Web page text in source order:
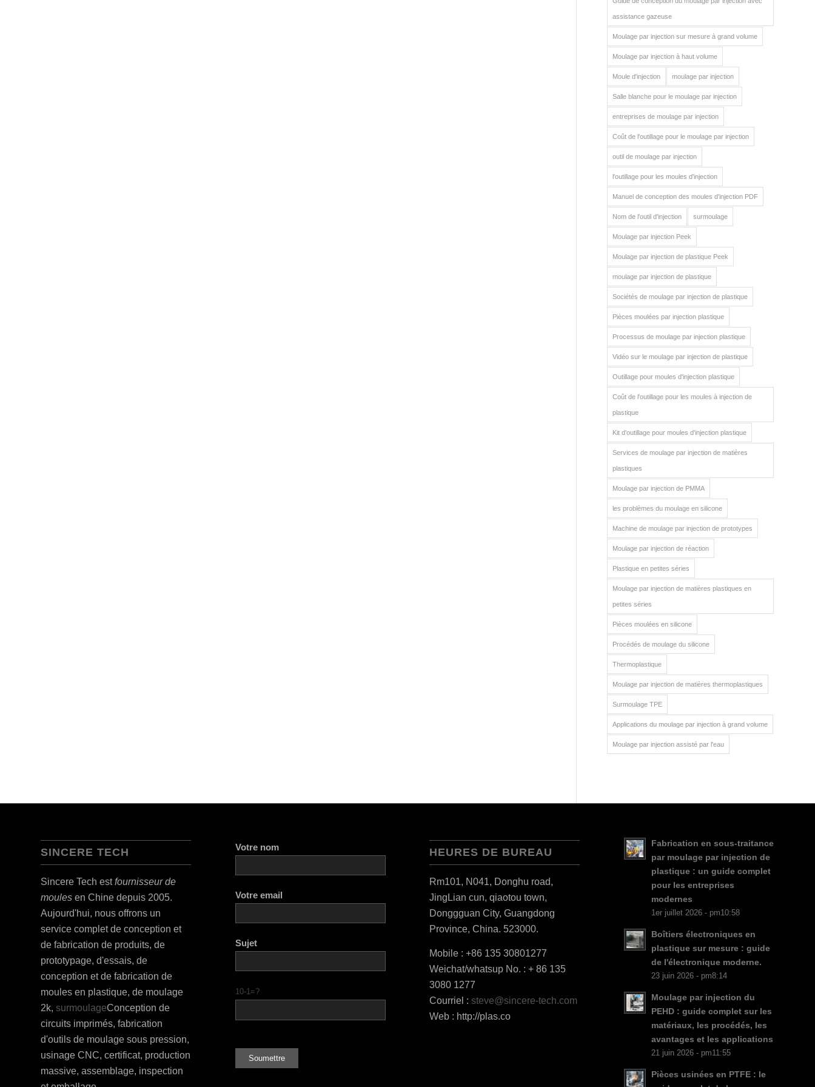
assistance gazeuse
Moulage par injection sur mesure à grand volume
Moulage par injection à haut volume
Moule d'injection moulage par injection
Salle blanche pour le moulage par injection
entreprises de moulage par injection
Coût de l'outillage pour le moulage par injection
outil de moulage par injection
l'outillage pour les moules d'injection
Manuel de conception des moules d'injection PDF
Nom de l'outil d'injection surmoulage
Moulage par injection Peek
Moulage par injection de plastique Peek
moulage par injection de plastique
Sociétés de moulage par injection de plastique
Pièces moulées par injection plastique
Processus de moulage par injection plastique
Vidéo sur le moulage par injection de plastique
Outillage pour moules d'injection plastique
Coût de l'outillage pour les moules à injection de
plastique
Kit d'outillage pour moules d'injection plastique
Services de moulage par injection de matières
plastiques
Moulage par injection de PMMA
les problèmes du moulage en silicone
Machine de moulage par injection de prototypes
Moulage par injection de réaction
Plastique en petites séries
Moulage par injection de matières plastiques en
petites séries
Pièces moulées en silicone
Procédés de moulage du silicone
Thermoplastique
Moulage par injection de matières thermoplastiques
Surmoulage TPE
Applications du moulage par injection à grand volume
Moulage par injection assisté par l'eau
SINCERE TECH
Sincere Tech estfournisseur de
moules en Chine depuis 2005.
Aujourd'hui, nous offrons un
service complet de conception et
de fabrication de produits, de
prototypage, d'essais, de
conception et de fabrication de
moules en plastique, de moulage
2k, surmoulageConception de
circuits imprimés, fabrication
d'outils de moulage sous pression,
usinage CNC, certificat, production
massive, assemblage, inspection
Votre nom
Votre email
Sujet
10-1=?
HEURES DE BUREAU
Rm101, N041, Donghu road,
JingLian cun, qiaotou town,
Donggguan City, Guangdong
Province, China. 523000.
Mobile : +86 135 30801277
Weichat/whatsup No. : + 86 135
3080 1277
Courriel : steve@sincere-tech.com
Web : http://plas.co
Fabrication en sous-traitance
par moulage par injection de
plastique : un guide complet
pour les entreprises
modernes
1er juillet 2026 - pm10:58
Boîtiers électroniques en
plastique sur mesure : guide
de l'électronique moderne.
23 juin 2026 - pm8:14
Moulage par injection du
PEHD : guide complet sur les
matériaux, les procédés, les
avantages et les applications
21 juin 2026 - pm11:55
Pièces usinées en PTFE : le
JA
KO
PT
CS
NB
EL
SV
HU
RO
ES_MX